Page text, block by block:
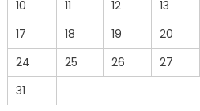
10
11 12 13
17
18 19 20
24
25 26 27
31